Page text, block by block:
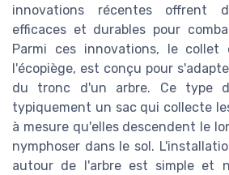
innovations récentes offrent
efficaces et durables pour
Parmi ces innovations, le collet
l'écopiège, est conçu pour
du tronc d'un arbre. Ce type
typiquement un sac qui collecte
à mesure qu'elles descendent le
nymphoser dans le sol.
autour de l'arbre est simple et